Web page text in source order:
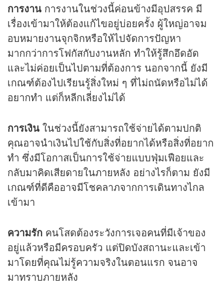
การงาน การงานในช่วงนี้ค่อนข้างมีอุปสรรค มี
เรื่องเข้ามาให้ต้องแก้ไขอยู่บ่อยครั้ง ผู้ใหญ่อาจม
อบหมายงานจุกจิกหรือให้ไปจัดการปัญหา
มากกว่าการโฟกัสกับงานหลัก ทำให้รู้สึกอึดอัด
และไม่ค่อยเป็นไปตามที่ต้องการ นอกจากนี้ ยังมี
เกณฑ์ต้องไปเรียนรู้สิ่งใหม่ ๆ ที่ไม่ถนัดหรือไม่ได้
อยากทำ แต่ก็หลีกเลี่ยงไม่ได้
การเงิน ในช่วงนี้ยังสามารถใช้จ่ายได้ตามปกติ
คุณอาจนำเงินไปใช้กับสิ่งที่อยากได้หรือสิ่งที่อยาก
ทำ ซึ่งมีโอกาสเป็นการใช้จ่ายแบบฟุ่มเฟือยและ
กลับมาคิดเสียดายในภายหลัง อย่างไรก็ตาม ยังมี
เกณฑ์ที่ดีคืออาจมีโชคลาภจากการเดินทางไกล
เข้ามา
ความรัก คนโสดต้องระวังการเจอคนที่มีเจ้าของ
อยู่แล้วหรือมีครอบครัว แต่ปิดบังสถานะและเข้า
มาโดยที่คุณไม่รู้ความจริงในตอนแรก จนอาจ
มาทราบภายหลัง